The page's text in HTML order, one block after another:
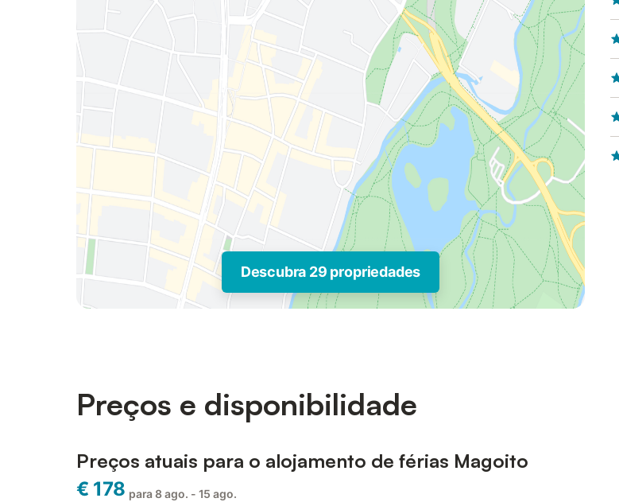
Descubra 29 propriedades
Preços e disponibilidade
Preços atuais para o alojamento de férias Magoito
€ 178 para 8 ago. - 15 ago.